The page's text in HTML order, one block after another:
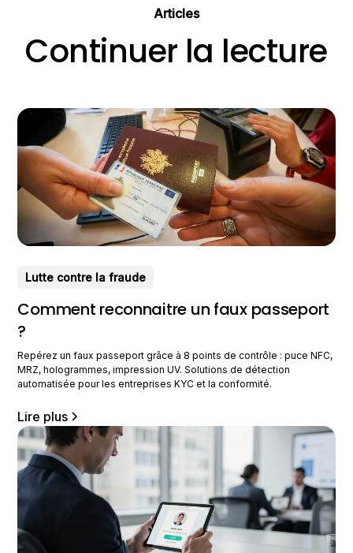
Articles
Continuer la lecture
Lutte contre la fraude
Comment reconnaitre un faux passeport
?
Repérez un faux passeport grâce à 8 points de contrôle : puce NFC,
MRZ, hologrammes, impression UV. Solutions de détection
automatisée pour les entreprises KYC et la conformité.
Lire plus